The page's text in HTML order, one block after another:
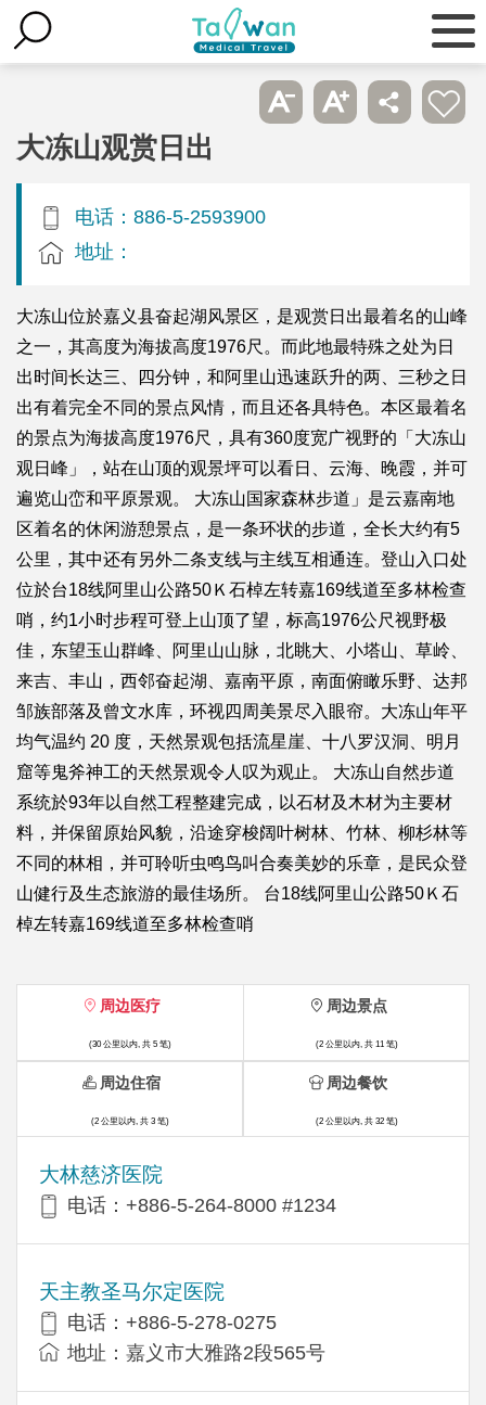
大冻山观赏日出
电话：886-5-2593900
地址：
大冻山位於嘉义县奋起湖风景区，是观赏日出最着名的山峰
之一，其高度为海拔高度1976尺。而此地最特殊之处为日
出时间长达三、四分钟，和阿里山迅速跃升的两、三秒之日
出有着完全不同的景点风情，而且还各具特色。本区最着名
的景点为海拔高度1976尺，具有360度宽广视野的「大冻山
观日峰」，站在山顶的观景坪可以看日、云海、晚霞，并可
遍览山峦和平原景观。 大冻山国家森林步道」是云嘉南地
区着名的休闲游憩景点，是一条环状的步道，全长大约有5
公里，其中还有另外二条支线与主线互相通连。登山入口处
位於台18线阿里山公路50Ｋ石棹左转嘉169线道至多林检查
哨，约1小时步程可登上山顶了望，标高1976公尺视野极
佳，东望玉山群峰、阿里山山脉，北眺大、小塔山、草岭、
来吉、丰山，西邻奋起湖、嘉南平原，南面俯瞰乐野、达邦
邹族部落及曾文水库，环视四周美景尽入眼帘。大冻山年平
均气温约 20 度，天然景观包括流星崖、十八罗汉洞、明月
窟等鬼斧神工的天然景观令人叹为观止。 大冻山自然步道
系统於93年以自然工程整建完成，以石材及木材为主要材
料，并保留原始风貌，沿途穿梭阔叶树林、竹林、柳杉林等
不同的林相，并可聆听虫鸣鸟叫合奏美妙的乐章，是民众登
山健行及生态旅游的最佳场所。 台18线阿里山公路50Ｋ石
棹左转嘉169线道至多林检查哨
周边医疗
(30 公里以内, 共 5 笔)
大林慈济医院
电话：+886-5-264-8000 #1234
天主教圣马尔定医院
电话：+886-5-278-0275
地址：嘉义市大雅路2段565号
周边景点
(2 公里以内, 共 11 笔)
周边住宿
(2 公里以内, 共 3 笔)
周边餐饮
(2 公里以内, 共 32 笔)